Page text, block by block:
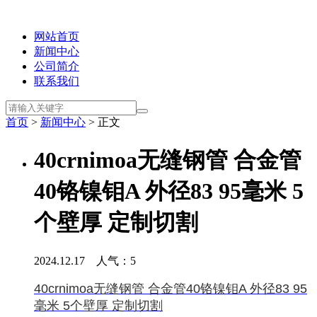
网站首页
新闻中心
公司简介
联系我们
首页 > 新闻中心 > 正文
40crnimoa无缝钢管 合金管
40铬镍钼A 外径83 95毫米 5
个壁厚 定制切割
2024.12.17 人气： 5
40crnimoa无缝钢管 合金管40铬镍钼A 外径83 95
毫米 5个壁厚 定制切割